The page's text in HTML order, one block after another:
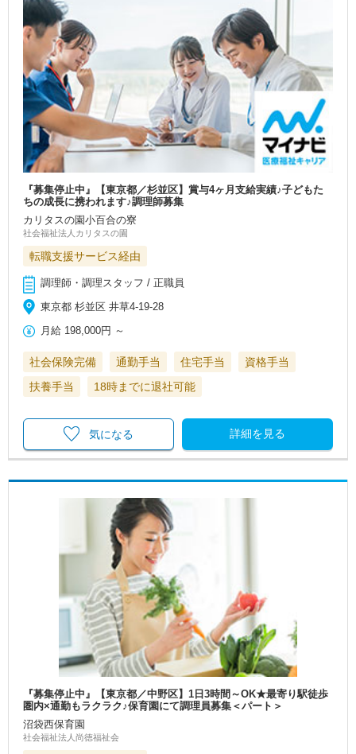
『募集停止中』【東京都／杉並区】賞与4ヶ月支給実績♪子どもた
ちの成長に携われます♪調理師募集
カリタスの園小百合の寮
社会福祉法人カリタスの園
転職支援サービス経由
調理師・調理スタッフ / 正職員
東京都 杉並区 井草4-19-28
月給 198,000円 ～
社会保険完備 通勤手当 住宅手当
資格手当
扶養手当
18時までに退社可能
詳細を見る
気になる
『募集停止中』【東京都／中野区】1日3時間～OK★最寄り駅徒歩
圏内×通勤もラクラク♪保育園にて調理員募集＜パート＞
沼袋西保育園
社会福祉法人尚徳福祉会